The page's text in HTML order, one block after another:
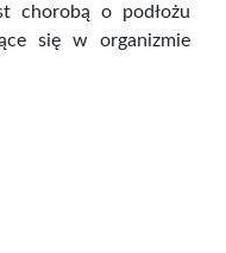
chorobą o podłożu
się w organizmie